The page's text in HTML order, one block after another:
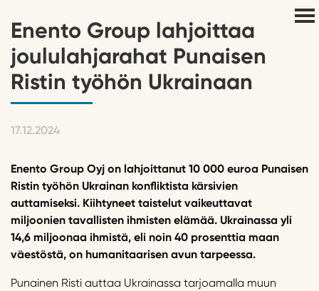
Enento Group lahjoittaa
joululahjarahat Punaisen
Ristin työhön Ukrainaan
17.12.2024
Enento Group Oyj on lahjoittanut 10 000 euroa Punaisen
Ristin työhön Ukrainan konfliktista kärsivien
auttamiseksi. Kiihtyneet taistelut vaikeuttavat
miljoonien tavallisten ihmisten elämää. Ukrainassa yli
14,6 miljoonaa ihmistä, eli noin 40 prosenttia maan
väestöstä, on humanitaarisen avun tarpeessa.
Punainen Risti auttaa Ukrainassa tarjoamalla muun